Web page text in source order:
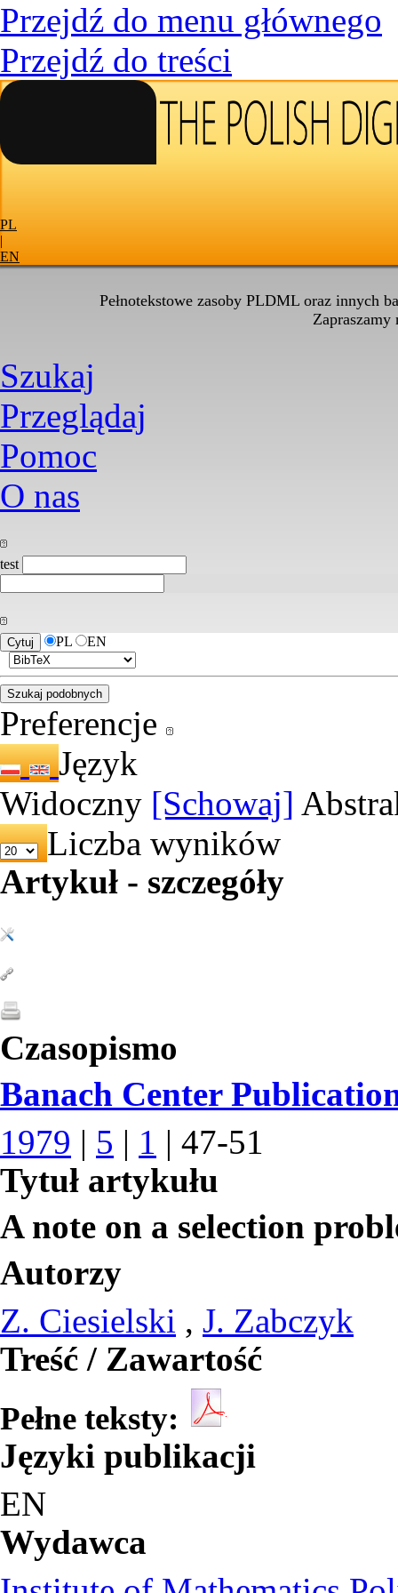
Przejdź do menu głównego
Przejdź do treści
PL
|
EN
Pełnotekstowe zasoby PLDML oraz innych
Zapraszamy
Szukaj
Przeglądaj
Pomoc
O nas
test
PL EN
Preferencje
Język
Widoczny [Schowaj]
Liczba wyników
Artykuł - szczegóły
Czasopismo
Banach Center
1979 | 5 | 1 | 47-51
Tytuł artykułu
A note on a selection
Autorzy
Z. Ciesielski , J. Zabczyk
Treść / Zawartość
Pełne teksty:
Języki publikacji
EN
Wydawca